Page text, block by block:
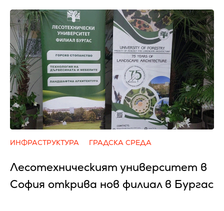
ИНФРАСТРУКТУРА ГРАДСКА СРЕДА
Лесотехническият университет в
София открива нов филиал в Бургас